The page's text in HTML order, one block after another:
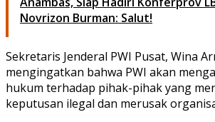
Novrizon Burman: Salut!
Sekretaris Jenderal PWI Pusat, Wina
mengingatkan bahwa PWI akan
hukum terhadap pihak-pihak yang
keputusan ilegal dan merusak